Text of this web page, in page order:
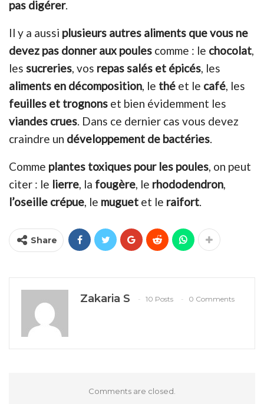
pas digérer.
Il y a aussi plusieurs autres aliments que vous ne
devez pas donner aux poules comme : le chocolat,
les sucreries, vos repas salés et épicés, les
aliments en décomposition, le thé et le café, les
feuilles et trognons et bien évidemment les
viandes crues. Dans ce dernier cas vous devez
craindre un développement de bactéries.
Comme plantes toxiques pour les poules, on peut
citer : le lierre, la fougère, le rhododendron,
l’oseille crépue, le muguet et le raifort.
Share
Zakaria S 10 Posts 0 Comments
Comments are closed.